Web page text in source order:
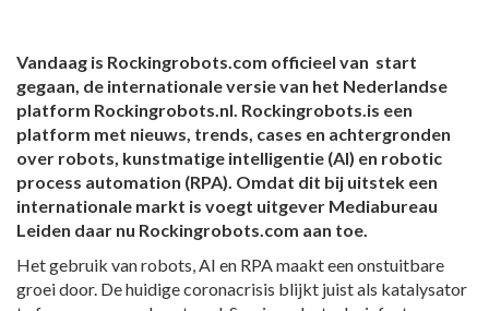
Vandaag is Rockingrobots.com officieel van start
gegaan, de internationale versie van het Nederlandse
platform Rockingrobots.nl. Rockingrobots.is een
platform met nieuws, trends, cases en achtergronden
over robots, kunstmatige intelligentie (AI) en robotic
process automation (RPA). Omdat dit bij uitstek een
internationale markt is voegt uitgever Mediabureau
Leiden daar nu Rockingrobots.com aan toe.
Het gebruik van robots, AI en RPA maakt een onstuitbare
groei door. De huidige coronacrisis blijkt juist als katalysator